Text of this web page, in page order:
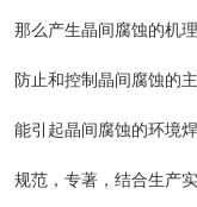
那么产生晶间腐蚀的机
防止和控制晶间腐蚀的
能引起晶间腐蚀的环境
规范，专著，结合生产